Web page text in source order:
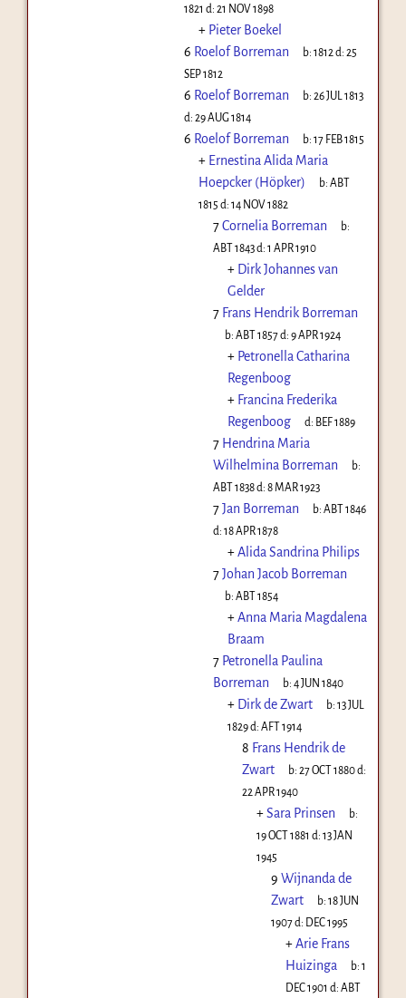
1821 d: 21 NOV 1898
+ Pieter Boekel
6 Roelof Borreman b:1812 d:25
SEP 1812
6 Roelof Borreman b:26 JUL 1813
d: 29 AUG 1814
6 Roelof Borreman b:17 FEB 1815
+ Ernestina Alida Maria
Hoepcker (Höpker)
b:ABT
1815 d: 14 NOV 1882
7Cornelia Borreman
b:
ABT 1843d: 1 APR 1910
+ Dirk Johannes van
Gelder
7 Frans Hendrik Borreman
b:ABT 1857d:9 APR 1924
+ Petronella Catharina
Regenboog
+ Francina Frederika
Regenboog
d: BEF 1889
7 Hendrina Maria
Wilhelmina Borreman
b:
ABT 1838d: 8 MAR 1923
7Jan Borreman b:ABT 1846
d: 18 APR 1878
+Alida Sandrina Philips
7Johan Jacob Borreman
b:ABT 1854
+Anna Maria Magdalena
Braam
7 Petronella Paulina
Borreman
b:4 JUN 1840
+ Dirk de Zwart b:13 JUL
1829d: AFT 1914
8 Frans Hendrik de
Zwart
b:27 OCT 1880d:
22 APR 1940
+Sara Prinsen
b:
19 OCT 1881 d: 13 JAN
1945
9 Wijnanda de
Zwart
b:18 JUN
1907d: DEC 1995
+Arie Frans
Huizinga
b:1
DEC 1901 d: ABT